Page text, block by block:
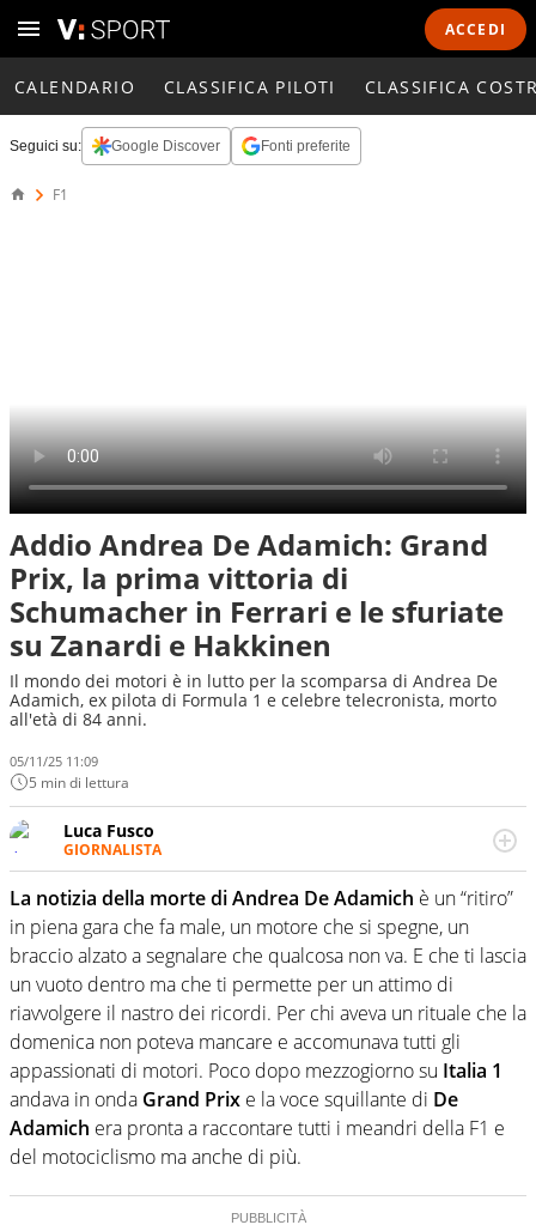
ACCEDI
CALENDARIO CLASSIFICA PILOTI CLASSIFICA
Seguici su: Google Discover Fonti preferite
F1
Addio Andrea De Adamich: Grand
Prix, la prima vittoria di
Schumacher in Ferrari e le sfuriate
su Zanardi e Hakkinen
Il mondo dei motori è in lutto per la scomparsa di Andrea De
Adamich, ex pilota di Formula 1 e celebre telecronista, morto
all'età di 84 anni.
05/11/25 11:09
5 min di lettura
Luca Fusco
GIORNALISTA
Giornalista multimediale. Quando si accendono i motori,
lui sgasa, impenna, derapa. E spesso e volentieri finisce
sul podio
La notizia della morte di Andrea De Adamich è un “ritiro”
in piena gara che fa male, un motore che si spegne, un
braccio alzato a segnalare che qualcosa non va. E che ti lascia
un vuoto dentro ma che ti permette per un attimo di
riavvolgere il nastro dei ricordi. Per chi aveva un rituale che la
domenica non poteva mancare e accomunava tutti gli
appassionati di motori. Poco dopo mezzogiorno su Italia 1
andava in onda Grand Prix e la voce squillante di De
Adamich era pronta a raccontare tutti i meandri della F1 e
del motociclismo ma anche di più.